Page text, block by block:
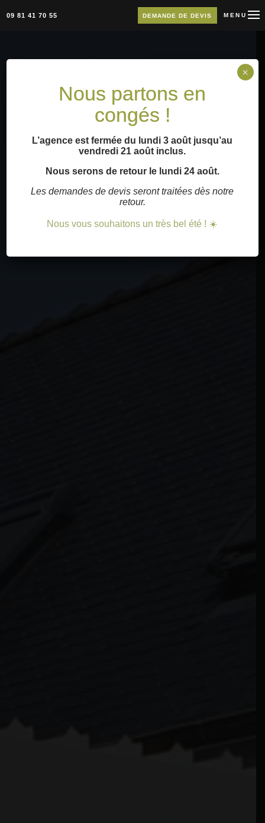
09 81 41 70 55 DEMANDE DE DEVIS MENU
Nous partons en
congés !
L’agence est fermée du lundi 3 août jusqu’au
vendredi 21 août inclus.
Nous serons de retour le lundi 24 août.
Les demandes de devis seront traitées dès notre
retour.
Nous vous souhaitons un très bel été ! ☀️
×